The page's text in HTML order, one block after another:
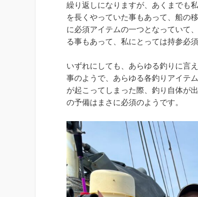
繰り返しになりますが、あくまでも
を長くやっていた事もあって、船の
に必須アイテムの一つとなっていて
る事もあって、私にとっては持参必
いずれにしても、あらゆる釣りに言
事のようで、あらゆる各釣りアイテ
が起こってしまった際、釣り自体が
の予備はまさに必須のようです。